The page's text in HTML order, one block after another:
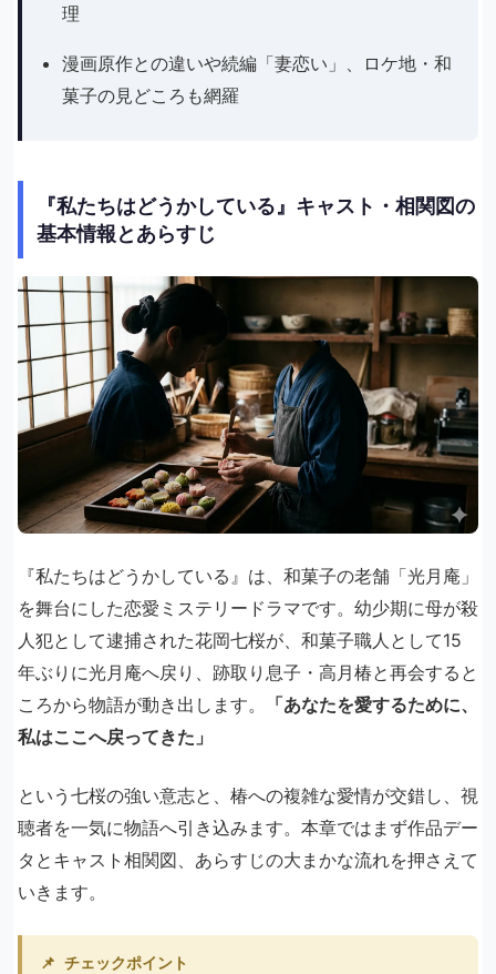
理
漫画原作との違いや続編「妻恋い」、ロケ地・和
菓子の見どころも網羅
『私たちはどうかしている』キャスト・相関図の
基本情報とあらすじ
『私たちはどうかしている』は、和菓子の老舗「光月庵」
を舞台にした恋愛ミステリードラマです。幼少期に母が殺
人犯として逮捕された花岡七桜が、和菓子職人として15
年ぶりに光月庵へ戻り、跡取り息子・高月椿と再会すると
ころから物語が動き出します。
「あなたを愛するために、
私はここへ戻ってきた」
という七桜の強い意志と、椿への複雑な愛情が交錯し、視
聴者を一気に物語へ引き込みます。本章ではまず作品デー
タとキャスト相関図、あらすじの大まかな流れを押さえて
いきます。
📌 チェックポイント